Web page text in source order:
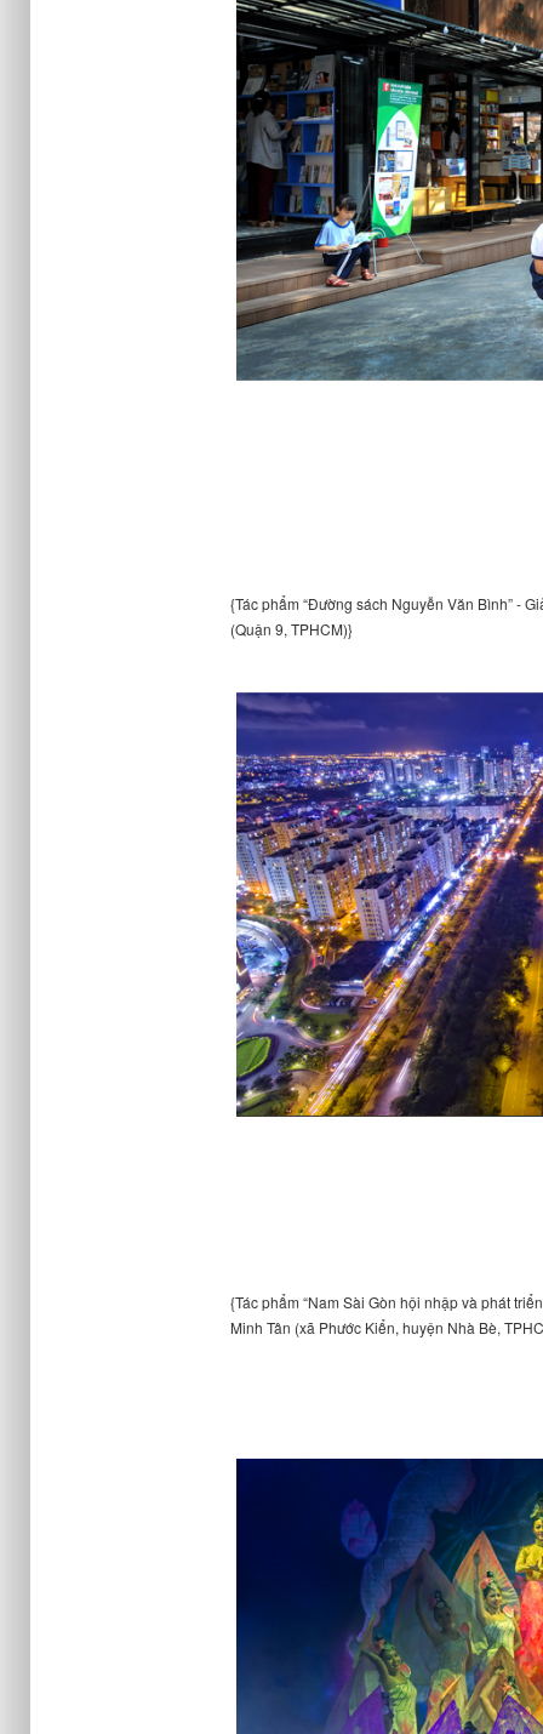
{Tác phẩm “Đường sách Nguyễn Văn Bình” -
(Quận 9, TPHCM)}
{Tác phẩm “Nam Sài Gòn hội nhập và phát
Minh Tân (xã Phước Kiển, huyện Nhà Bè,